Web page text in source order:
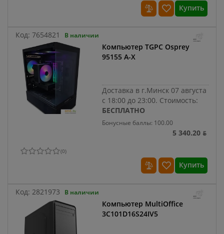
Купить
Код: 7654821 В наличии
Компьютер TGPC Osprey
95155 A-X
Доставка в г.Минск 07 августа
с 18:00 до 23:00. Стоимость:
БЕСПЛАТНО
Бонусные баллы: 100.00
5 340.20 ƃ
(0)
Купить
Код: 2821973 В наличии
Компьютер MultiOffice
3C101D16S24IV5